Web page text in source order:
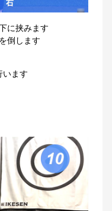
に挟みます
倒します
います